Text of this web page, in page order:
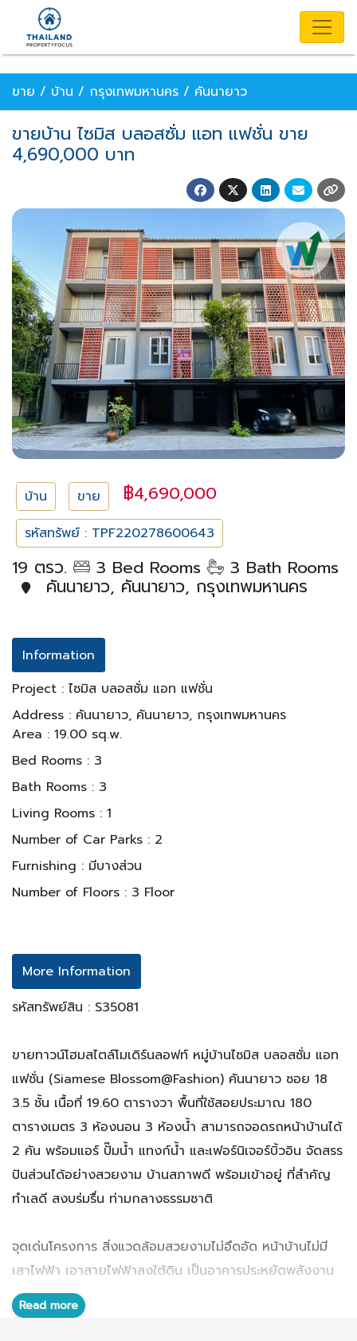
ขาย / บ้าน / กรุงเทพมหานคร / คันนายาว
ขายบ้าน ไซมิส บลอสซั่ม แอท แฟชั่น ขาย
4,690,000 บาท
บ้าน ขาย ฿4,690,000
รหัสทรัพย์ : TPF220278600643
19 ตรว. 3 Bed Rooms 3 Bath Rooms
คันนายาว, คันนายาว, กรุงเทพมหานคร
Information
Project : ไซมิส บลอสซั่ม แอท แฟชั่น
Address : คันนายาว, คันนายาว, กรุงเทพมหานคร
Area : 19.00 sq.w.
Bed Rooms : 3
Bath Rooms : 3
Living Rooms : 1
Number of Car Parks : 2
Furnishing : มีบางส่วน
Number of Floors : 3 Floor
More Information
รหัสทรัพย์สิน : S35081
ขายทาวน์โฮมสไตล์โมเดิร์นลอฟท์ หมู่บ้านไซมิส บลอสซั่ม แอท
แฟชั่น (Siamese Blossom@Fashion) คันนายาว ซอย 18
3.5 ชั้น เนื้อที่ 19.60 ตารางวา พื้นที่ใช้สอยประมาณ 180
ตารางเมตร 3 ห้องนอน 3 ห้องน้ำ สามารถจอดรถหน้าบ้านได้
2 คัน พร้อมแอร์ ปั๊มน้ำ แทงก์น้ำ และเฟอร์นิเจอร์บิ้วอิน จัดสรร
ปันส่วนได้อย่างสวยงาม บ้านสภาพดี พร้อมเข้าอยู่ ที่สำคัญ
ทำเลดี สงบร่มรื่น ท่ามกลางธรรมชาติ
จุดเด่นโครงการ สิ่งแวดล้อมสวยงามไม่อึดอัด หน้าบ้านไม่มี
เสาไฟฟ้า เอาสายไฟฟ้าลงใต้ดิน เป็นอาคารประหยัดพลังงาน
มีแสงสว่างส่องผ่านเข้ามาในตัวบ้าน ทะลุช่องบันได ไม่ต้องเปิด
ไฟเวลากลางวัน บรรยากาศร่มรื่นอยู่กับธรรมชาติ ทั้งสวนบู
Read more